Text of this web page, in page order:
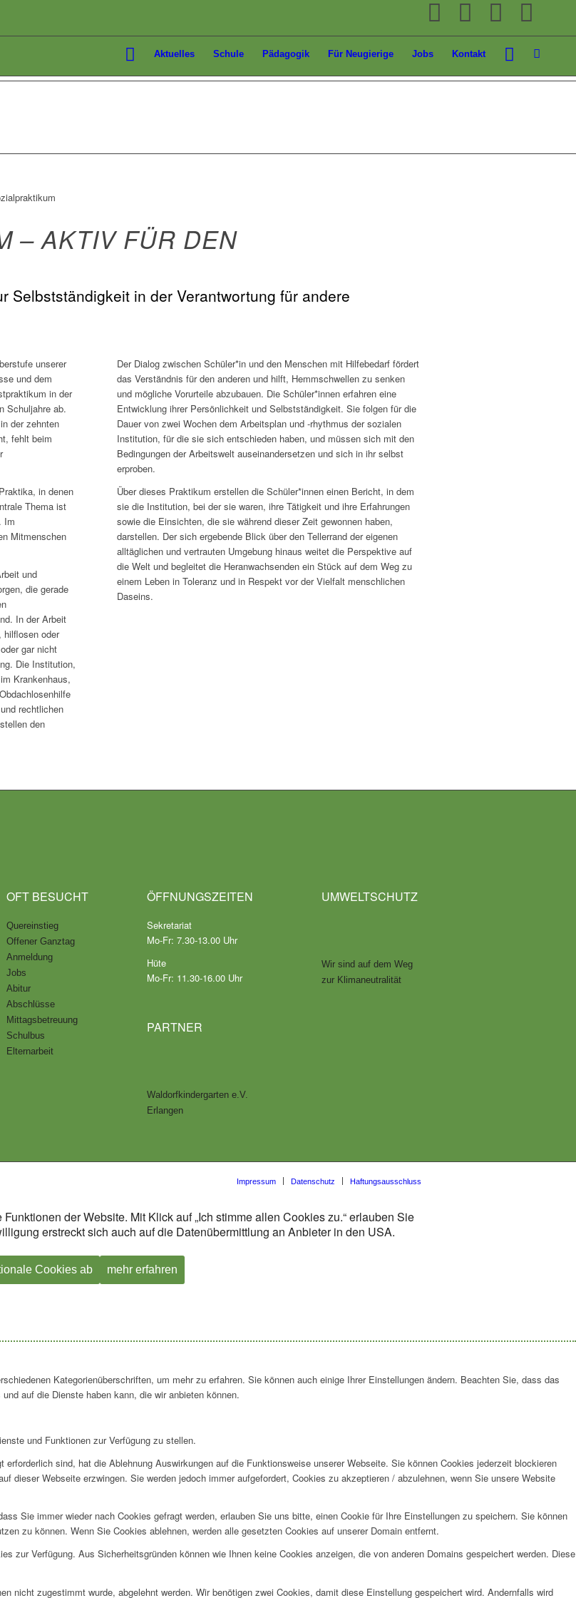
Aktuelles Schule Pädagogik Für Neugierige Jobs Kontakt
– AKTIV FÜR DEN
Selbstständigkeit in der Verantwortung für andere
unserer
und dem
in der
Schuljahre ab.
der zehnten
fehlt beim
in denen
Thema ist
Im
Mitmenschen
und
die gerade
In der Arbeit
hilflosen oder
gar nicht
Die Institution,
Krankenhaus,
rechtlichen
den
Der Dialog zwischen Schüler*in und den Menschen mit Hilfebedarf fördert
das Verständnis für den anderen und hilft, Hemmschwellen zu senken
und mögliche Vorurteile abzubauen. Die Schüler*innen erfahren eine
Entwicklung ihrer Persönlichkeit und Selbstständigkeit. Sie folgen für die
Dauer von zwei Wochen dem Arbeitsplan und -rhythmus der sozialen
Institution, für die sie sich entschieden haben, und müssen sich mit den
Bedingungen der Arbeitswelt auseinandersetzen und sich in ihr selbst
erproben.
Über dieses Praktikum erstellen die Schüler*innen einen Bericht, in dem
sie die Institution, bei der sie waren, ihre Tätigkeit und ihre Erfahrungen
sowie die Einsichten, die sie während dieser Zeit gewonnen haben,
darstellen. Der sich ergebende Blick über den Tellerrand der eigenen
alltäglichen und vertrauten Umgebung hinaus weitet die Perspektive auf
die Welt und begleitet die Heranwachsenden ein Stück auf dem Weg zu
einem Leben in Toleranz und in Respekt vor der Vielfalt menschlichen
Daseins.
OFT BESUCHT
Quereinstieg
Offener Ganztag
Anmeldung
Jobs
Abitur
Abschlüsse
Mittagsbetreuung
Schulbus
Elternarbeit
ÖFFNUNGSZEITEN
Sekretariat
Mo-Fr: 7.30-13.00 Uhr
Hüte
Mo-Fr: 11.30-16.00 Uhr
PARTNER
Waldorfkindergarten e.V.
Erlangen
UMWELTSCHUTZ
Wir sind auf dem Weg
zur Klimaneutralität
Impressum Datenschutz Haftungsausschluss
der Website. Mit Klick auf „Ich stimme allen Cookies zu.“ erlauben Sie
erstreckt sich auch auf die Datenübermittlung an Anbieter in den USA.
Cookies ab mehr erfahren
Kategorienüberschriften, um mehr zu erfahren. Sie können auch einige Ihrer Einstellungen ändern. Beachten Sie, dass das
auf die Dienste haben kann, die wir anbieten können.
und Funktionen zur Verfügung zu stellen.
sind, hat die Ablehnung Auswirkungen auf die Funktionsweise unserer Webseite. Sie können Cookies jederzeit blockieren
dieser Webseite erzwingen. Sie werden jedoch immer aufgefordert, Cookies zu akzeptieren / abzulehnen, wenn Sie unsere Website
Sie immer wieder nach Cookies gefragt werden, erlauben Sie uns bitte, einen Cookie für Ihre Einstellungen zu speichern. Sie können
zu können. Wenn Sie Cookies ablehnen, werden alle gesetzten Cookies auf unserer Domain entfernt.
zur Verfügung. Aus Sicherheitsgründen können wie Ihnen keine Cookies anzeigen, die von anderen Domains gespeichert werden. Diese
nicht zugestimmt wurde, abgelehnt werden. Wir benötigen zwei Cookies, damit diese Einstellung gespeichert wird. Andernfalls wird